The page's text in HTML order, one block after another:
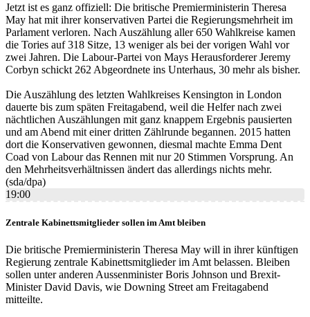
Jetzt ist es ganz offiziell: Die britische Premierministerin Theresa
May hat mit ihrer konservativen Partei die Regierungsmehrheit im
Parlament verloren. Nach Auszählung aller 650 Wahlkreise kamen
die Tories auf 318 Sitze, 13 weniger als bei der vorigen Wahl vor
zwei Jahren. Die Labour-Partei von Mays Herausforderer Jeremy
Corbyn schickt 262 Abgeordnete ins Unterhaus, 30 mehr als bisher.
Die Auszählung des letzten Wahlkreises Kensington in London
dauerte bis zum späten Freitagabend, weil die Helfer nach zwei
nächtlichen Auszählungen mit ganz knappem Ergebnis pausierten
und am Abend mit einer dritten Zählrunde begannen. 2015 hatten
dort die Konservativen gewonnen, diesmal machte Emma Dent
Coad von Labour das Rennen mit nur 20 Stimmen Vorsprung. An
den Mehrheitsverhältnissen ändert das allerdings nichts mehr.
(sda/dpa)
19:00
Zentrale Kabinettsmitglieder sollen im Amt bleiben
Die britische Premierministerin Theresa May will in ihrer künftigen
Regierung zentrale Kabinettsmitglieder im Amt belassen. Bleiben
sollen unter anderen Aussenminister Boris Johnson und Brexit-
Minister David Davis, wie Downing Street am Freitagabend
mitteilte.